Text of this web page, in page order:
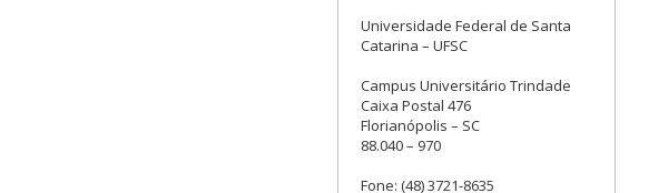
Universidade Federal de Santa
Catarina – UFSC
Campus Universitário Trindade
Caixa Postal 476
Florianópolis – SC
88.040 – 970
Fone: (48) 3721-8635